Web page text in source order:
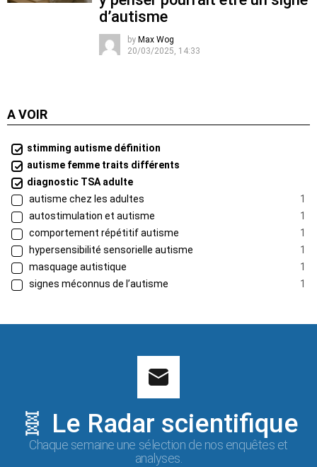
d’autisme
by Max Wog
20/03/2025, 14:33
A VOIR
stimming autisme définition
autisme femme traits différents
diagnostic TSA adulte
autisme chez les adultes
1
autostimulation et autisme
1
comportement répétitif autisme
1
hypersensibilité sensorielle autisme
1
masquage autistique
1
signes méconnus de l’autisme
1
🧬 Le Radar scientifique
Chaque semaine une sélection de nos enquêtes et
analyses.